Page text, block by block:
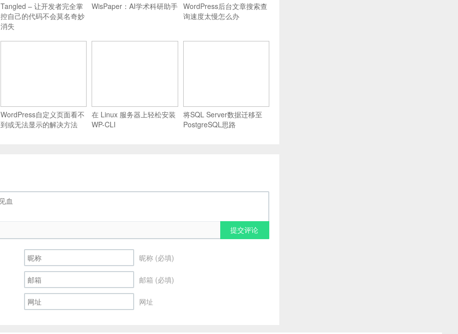
Tangled – 让开发者完全掌
控自己的代码不会莫名奇妙
消失
WisPaper：AI学术科研助手 WordPress后台文章搜索查
询速度太慢怎么办
WordPress自定义页面看不
到或无法显示的解决方法
在 Linux 服务器上轻松安装
WP-CLI
将SQL Server数据迁移至
PostgreSQL思路
提交评论
昵称 (必填)
邮箱 (必填)
网址